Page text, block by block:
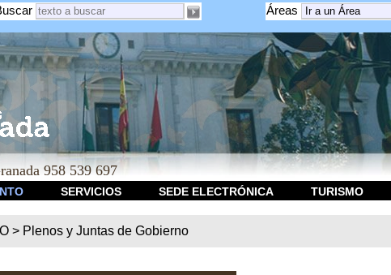
Áreas
958 539 697
SERVICIOS SEDE ELECTRÓNICA TURISMO
> Plenos y Juntas de Gobierno